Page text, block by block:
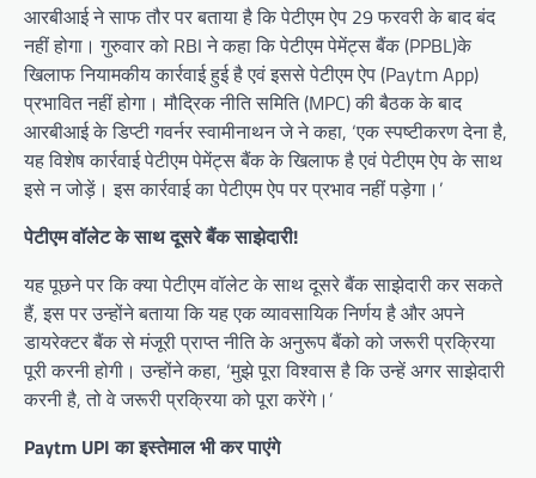
आरबीआई ने साफ तौर पर बताया है कि पेटीएम ऐप 29 फरवरी के बाद बंद
नहीं होगा। गुरुवार को RBI ने कहा कि पेटीएम पेमेंट्स बैंक (PPBL)के
खिलाफ नियामकीय कार्रवाई हुई है एवं इससे पेटीएम ऐप (Paytm App)
प्रभावित नहीं होगा। मौद्रिक नीति समिति (MPC) की बैठक के बाद
आरबीआई के डिप्टी गवर्नर स्वामीनाथन जे ने कहा, ‘एक स्पष्टीकरण देना है,
यह विशेष कार्रवाई पेटीएम पेमेंट्स बैंक के खिलाफ है एवं पेटीएम ऐप के साथ
इसे न जोड़ें। इस कार्रवाई का पेटीएम ऐप पर प्रभाव नहीं पड़ेगा।’
पेटीएम वॉलेट के साथ दूसरे बैंक साझेदारी!
यह पूछने पर कि क्या पेटीएम वॉलेट के साथ दूसरे बैंक साझेदारी कर सकते
हैं, इस पर उन्होंने बताया कि यह एक व्यावसायिक निर्णय है और अपने
डायरेक्टर बैंक से मंजूरी प्राप्त नीति के अनुरूप बैंको को जरूरी प्रक्रिया
पूरी करनी होगी। उन्होंने कहा, ‘मुझे पूरा विश्वास है कि उन्हें अगर साझेदारी
करनी है, तो वे जरूरी प्रक्रिया को पूरा करेंगे।’
Paytm UPI का इस्तेमाल भी कर पाएंगे